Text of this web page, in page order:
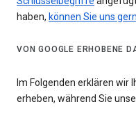
haben, können Sie uns
VON GOOGLE ERHOBENE
Im Folgenden erklären wir
erheben, während Sie